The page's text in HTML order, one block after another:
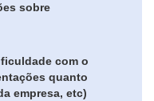
sobre
com o
quanto
empresa, etc)